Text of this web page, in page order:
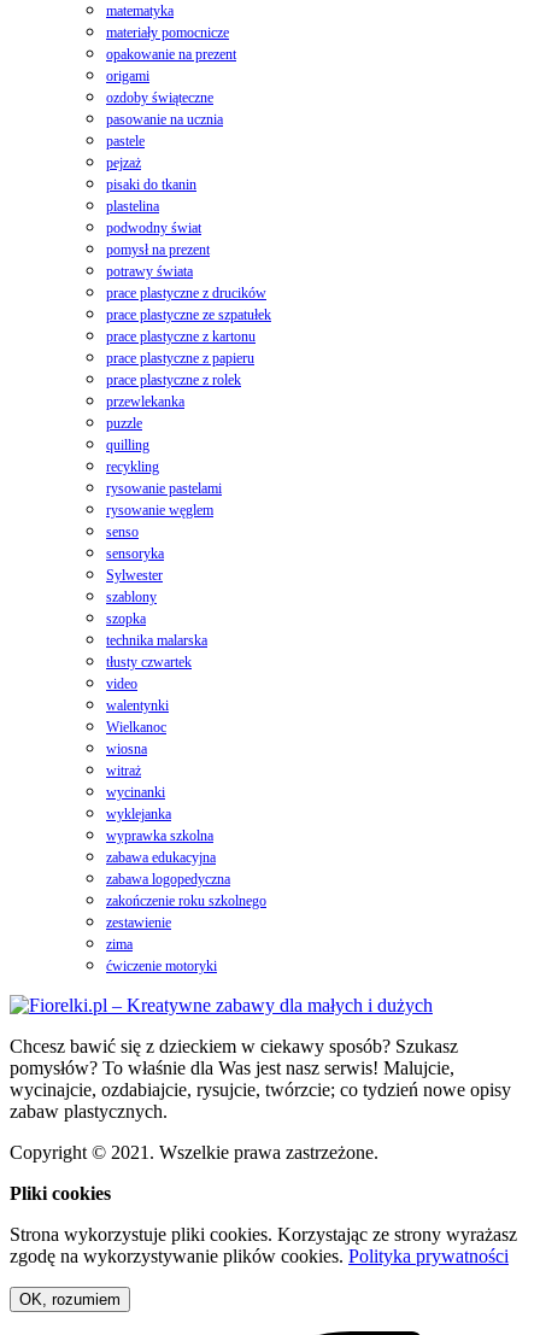
matematyka
materiały pomocnicze
opakowanie na prezent
origami
ozdoby świąteczne
pasowanie na ucznia
pastele
pejzaż
pisaki do tkanin
plastelina
podwodny świat
pomysł na prezent
potrawy świata
prace plastyczne z drucików
prace plastyczne ze szpatułek
prace plastyczne z kartonu
prace plastyczne z papieru
prace plastyczne z rolek
przewlekanka
puzzle
quilling
recykling
rysowanie pastelami
rysowanie węglem
senso
sensoryka
Sylwester
szablony
szopka
technika malarska
tłusty czwartek
video
walentynki
Wielkanoc
wiosna
witraż
wycinanki
wyklejanka
wyprawka szkolna
zabawa edukacyjna
zabawa logopedyczna
zakończenie roku szkolnego
zestawienie
zima
ćwiczenie motoryki
Chcesz bawić się z dzieckiem w ciekawy sposób? Szukasz
pomysłów? To właśnie dla Was jest nasz serwis! Malujcie,
wycinajcie, ozdabiajcie, rysujcie, twórzcie; co tydzień nowe opisy
zabaw plastycznych.
Copyright © 2021. Wszelkie prawa zastrzeżone.
Pliki cookies
Strona wykorzystuje pliki cookies. Korzystając ze strony wyrażasz
zgodę na wykorzystywanie plików cookies. Polityka prywatności
OK, rozumiem